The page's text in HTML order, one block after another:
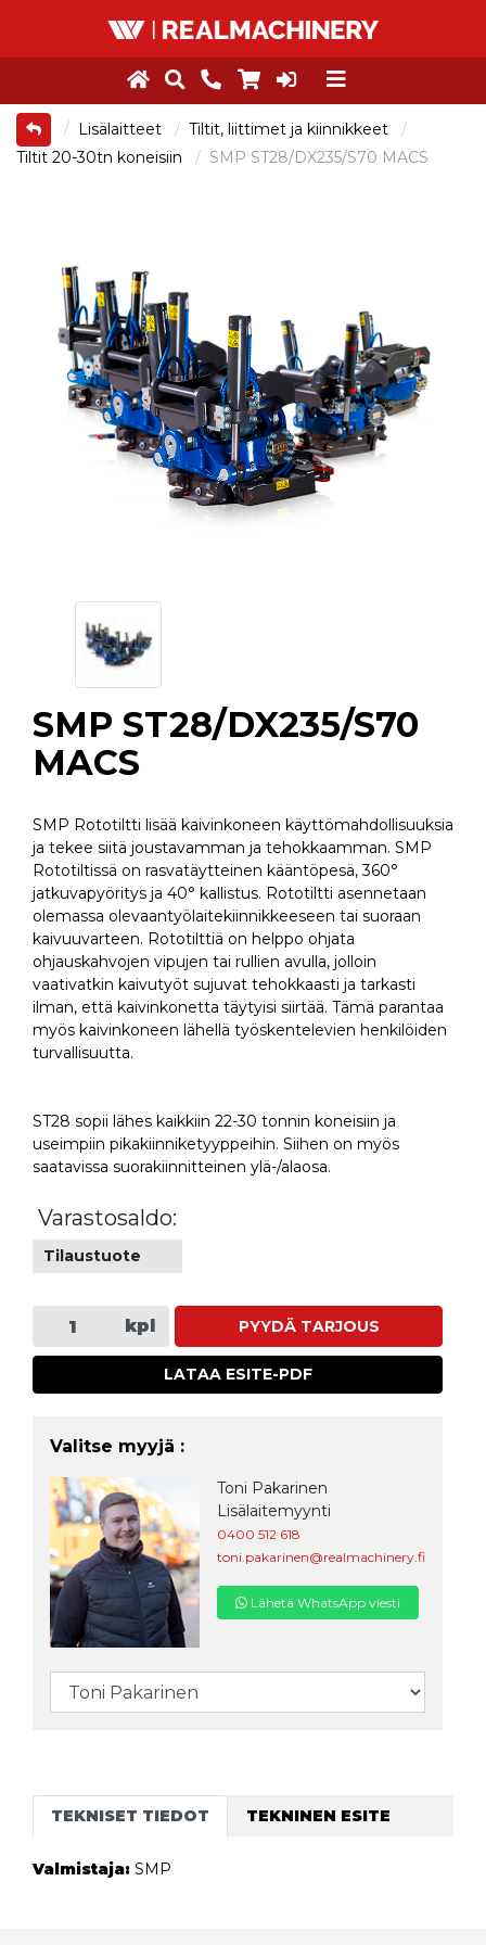
Lisälaitteet
Tiltit, liittimet ja kiinnikkeet
Tiltit 20-30tn koneisiin
SMP ST28/DX235/S70 MACS
SMP ST28/DX235/S70
MACS
SMP Rototiltti lisää kaivinkoneen käyttömahdollisuuksia
ja tekee siitä joustavamman ja tehokkaamman. SMP
Rototiltissä on rasvatäytteinen kääntöpesä, 360°
jatkuvapyöritys ja 40° kallistus. Rototiltti asennetaan
olemassa olevaantyölaitekiinnikkeeseen tai suoraan
kaivuuvarteen. Rototilttiä on helppo ohjata
ohjauskahvojen vipujen tai rullien avulla, jolloin
vaativatkin kaivutyöt sujuvat tehokkaasti ja tarkasti
ilman, että kaivinkonetta täytyisi siirtää. Tämä parantaa
myös kaivinkoneen lähellä työskentelevien henkilöiden
turvallisuutta.
ST28 sopii lähes kaikkiin 22-30 tonnin koneisiin ja
useimpiin pikakiinniketyyppeihin. Siihen on myös
saatavissa suorakiinnitteinen ylä-/alaosa.
Varastosaldo:
Tilaustuote
kpl PYYDÄ TARJOUS
LATAA ESITE-PDF
Valitse myyjä :
Toni Pakarinen
Lisälaitemyynti
0400 512 618
toni.pakarinen@realmachinery.fi
Lähetä WhatsApp viesti
TEKNISET TIEDOT TEKNINEN ESITE
Valmistaja: SMP